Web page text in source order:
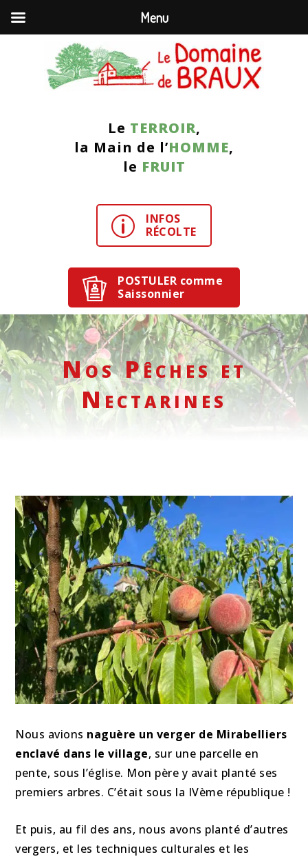
Le TERROIR,
la Main de l’HOMME,
le FRUIT
p
INFOS
RÉCOLTE
POSTULER comme
Saissonnier
Nos Pêches et
Nectarines
Nous avions naguère un verger de Mirabelliers
enclavé dans le village, sur une parcelle en
pente, sous l’église. Mon père y avait planté ses
premiers arbres. C’était sous la IVème république !
Et puis, au fil des ans, nous avons planté d’autres
vergers, et les techniques culturales et les
Menu